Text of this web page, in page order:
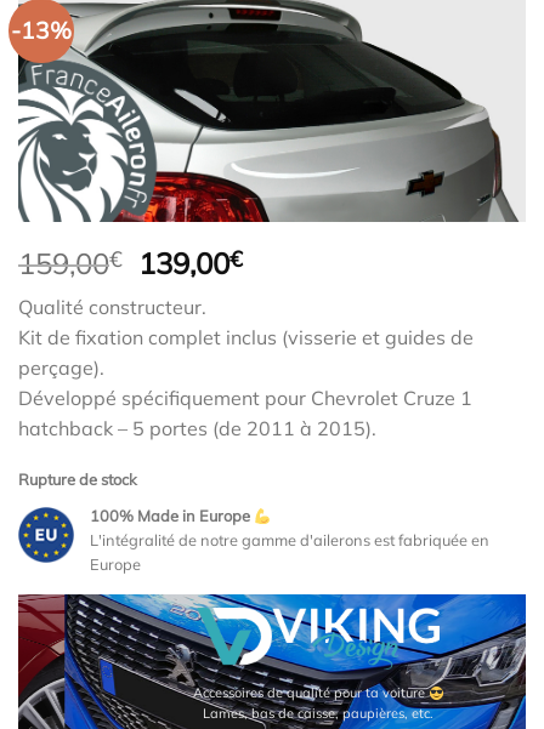
-13%
159,00€
Le
initial
était :
139,00€Le
est :
Qualité constructeur.
Kit de fixation complet inclus (visserie et guides de
perçage).
Développé spécifiquement pour Chevrolet Cruze 1
hatchback – 5 portes (de 2011 à 2015).
Rupture de stock
100% Made in Europe
L'intégralité de notre gamme d'ailerons est fabriquée en
Europe
Accessoires de qualité pour ta voiture
Lames, bas de caisse, paupières, etc.